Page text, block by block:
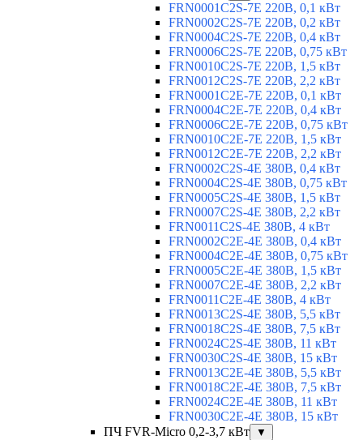
FRN0001C2S-7E 220В, 0,1 кВт
FRN0002C2S-7E 220В, 0,2 кВт
FRN0004C2S-7E 220В, 0,4 кВт
FRN0006C2S-7E 220В, 0,75 кВт
FRN0010C2S-7E 220В, 1,5 кВт
FRN0012C2S-7E 220В, 2,2 кВт
FRN0001C2E-7E 220В, 0,1 кВт
FRN0004C2E-7E 220В, 0,4 кВт
FRN0006C2E-7E 220В, 0,75 кВт
FRN0010C2E-7E 220В, 1,5 кВт
FRN0012C2E-7E 220В, 2,2 кВт
FRN0002C2S-4E 380В, 0,4 кВт
FRN0004C2S-4E 380В, 0,75 кВт
FRN0005C2S-4E 380В, 1,5 кВт
FRN0007C2S-4E 380В, 2,2 кВт
FRN0011C2S-4E 380В, 4 кВт
FRN0002C2E-4E 380В, 0,4 кВт
FRN0004C2E-4E 380В, 0,75 кВт
FRN0005C2E-4E 380В, 1,5 кВт
FRN0007C2E-4E 380В, 2,2 кВт
FRN0011C2E-4E 380В, 4 кВт
FRN0013C2S-4E 380В, 5,5 кВт
FRN0018C2S-4E 380В, 7,5 кВт
FRN0024C2S-4E 380В, 11 кВт
FRN0030C2S-4E 380В, 15 кВт
FRN0013C2E-4E 380В, 5,5 кВт
FRN0018C2E-4E 380В, 7,5 кВт
FRN0024C2E-4E 380В, 11 кВт
FRN0030C2E-4E 380В, 15 кВт
ПЧ FVR-Micro 0,2-3,7 кВт
▼